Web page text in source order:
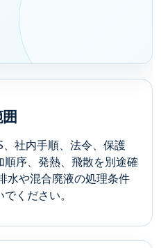
社内手順、法令、保護
序、発熱、飛散を別途確
水や混合廃液の処理条件
ください。